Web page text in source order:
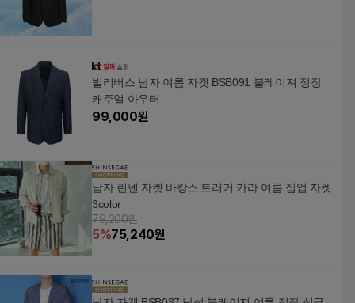
빌리버스 남자 여름 자켓 BSB091 블레이져 정장
캐주얼 아우터
99,000원
남자 린넨 자켓 바캉스 트러커 카라 여름 집업 자켓
3color
79,200원
5%75,240원